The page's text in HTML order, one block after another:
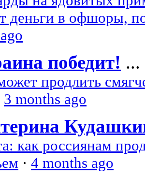
деньги в офшоры,
победит! ...
продлить
3 months ago
как россиянам
· 4 months ago